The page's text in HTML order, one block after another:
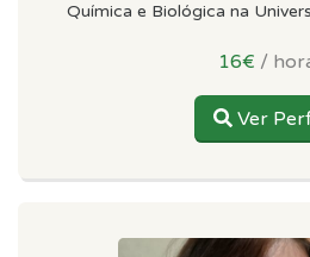
Química e Biológica na
16€ /
Ver